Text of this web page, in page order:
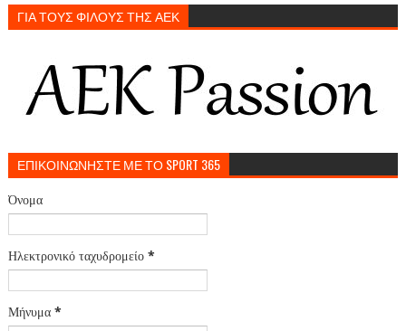
ΓΙΑ ΤΟΥΣ ΦΙΛΟΥΣ ΤΗΣ ΑΕΚ
ΕΠΙΚΟΙΝΩΝΗΣΤΕ ΜΕ ΤΟ SPORT 365
Όνομα
Ηλεκτρονικό ταχυδρομείο *
Μήνυμα *